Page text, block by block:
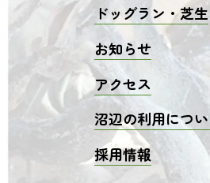
ドッグラン・芝生
お知らせ
アクセス
沼辺の利用につ
採用情報